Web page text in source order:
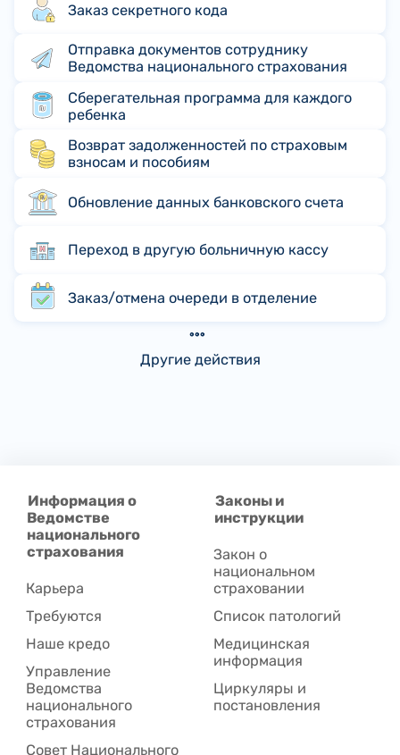
Заказ секретного кода
Отправка документов сотруднику
Ведомства национального страхования
Сберегательная программа для каждого
ребенка
Возврат задолженностей по страховым
взносам и пособиям
Обновление данных банковского счета
Переход в другую больничную кассу
Заказ/отмена очереди в отделение
Другие действия
Информация о
Ведомстве
национального
страхования
Карьера
Требуются
Наше кредо
Управление
Ведомства
национального
страхования
Совет Национального
Законы и
инструкции
Закон о
национальном
страховании
Список патологий
Медицинская
информация
Циркуляры и
постановления